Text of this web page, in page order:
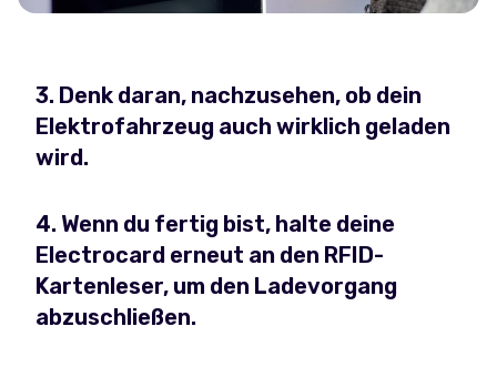
3. Denk daran, nachzusehen, ob dein
Elektrofahrzeug auch wirklich geladen
wird.
4. Wenn du fertig bist, halte deine
Electrocard erneut an den RFID-
Kartenleser, um den Ladevorgang
abzuschließen.